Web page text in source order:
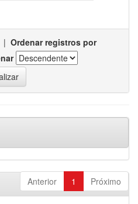
| Ordenar registros por
Anterior 1 Próximo